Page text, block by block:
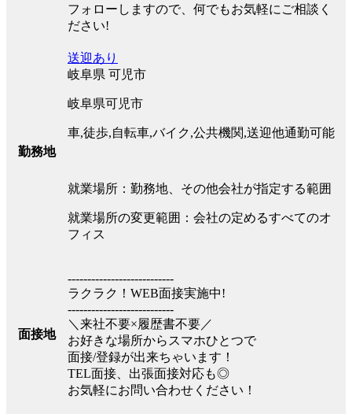
フォローしますので、何でもお気軽にご相談く
ださい!
勤務地
送迎あり
岐阜県 可児市
岐阜県可児市
車,徒歩,自転車,バイク,公共機関,送迎他通勤可能
就業場所：勤務地、その他会社が指定する範囲
就業場所の変更範囲：会社の定めるすべてのオ
フィス
面接地
---------------------------
ラクラク！WEB面接実施中!
---------------------------
＼来社不要×履歴書不要／
お好きな場所からスマホひとつで
面接/登録が出来ちゃいます！
TEL面接、出張面接対応も◎
お気軽にお問い合わせください！